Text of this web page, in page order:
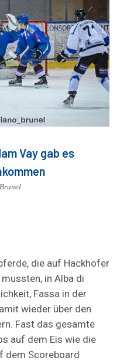
Vay gab es
die auf Hackhofer
in Alba di
Fassa in der
wieder über den
Fast das gesamte
auf dem Eis wie die
dem Scoreboard